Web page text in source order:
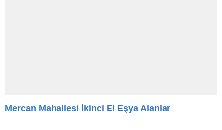
Mercan Mahallesi İkinci El Eşya Alanlar